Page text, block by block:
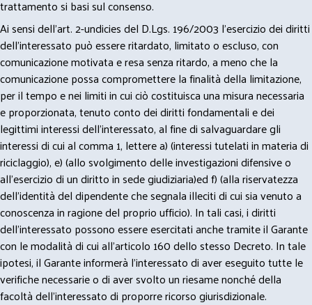
trattamento si basi sul consenso.
Ai sensi dell’art. 2-undicies del D.Lgs. 196/2003 l’esercizio dei diritti
dell’interessato può essere ritardato, limitato o escluso, con
comunicazione motivata e resa senza ritardo, a meno che la
comunicazione possa compromettere la finalità della limitazione,
per il tempo e nei limiti in cui ciò costituisca una misura necessaria
e proporzionata, tenuto conto dei diritti fondamentali e dei
legittimi interessi dell’interessato, al fine di salvaguardare gli
interessi di cui al comma 1, lettere a) (interessi tutelati in materia di
riciclaggio), e) (allo svolgimento delle investigazioni difensive o
all’esercizio di un diritto in sede giudiziaria)ed f) (alla riservatezza
dell’identità del dipendente che segnala illeciti di cui sia venuto a
conoscenza in ragione del proprio ufficio). In tali casi, i diritti
dell’interessato possono essere esercitati anche tramite il Garante
con le modalità di cui all’articolo 160 dello stesso Decreto. In tale
ipotesi, il Garante informerà l’interessato di aver eseguito tutte le
verifiche necessarie o di aver svolto un riesame nonché della
facoltà dell’interessato di proporre ricorso giurisdizionale.